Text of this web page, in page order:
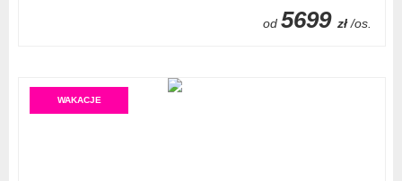
od 5699 zł /os.
WAKACJE